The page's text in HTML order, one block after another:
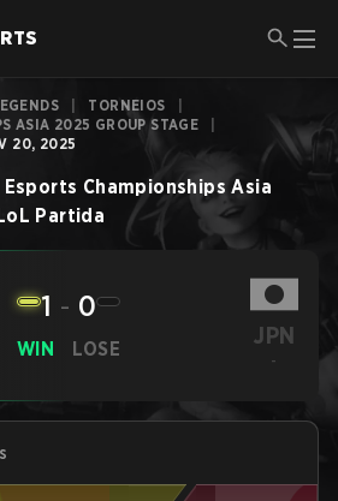
TORNEIOS
ASIA 2025 GROUP STAGE
20, 2025
Esports Championships Asia
Partida
WIN
1 - 0
LOSE JPN
-